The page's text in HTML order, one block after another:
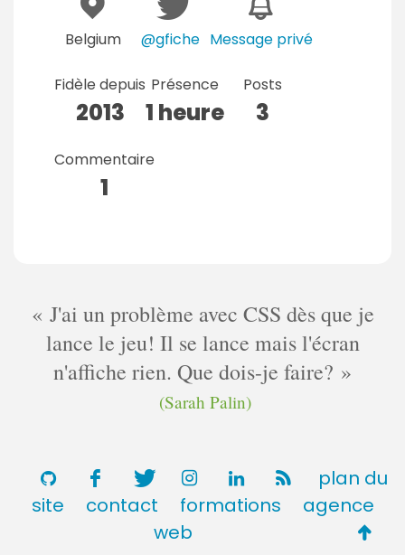
Belgium @gfiche Message privé
Fidèle depuis
2013
Présence
1 heure
Posts
3
Commentaire
1
J'ai un problème avec CSS dès que je
lance le jeu! Il se lance mais l'écran
n'affiche rien. Que dois-je faire?
(Sarah Palin)
plan du
site
contact formations
agence
web